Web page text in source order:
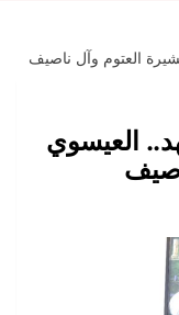
العتوم وآل ناصيف
العيسوي